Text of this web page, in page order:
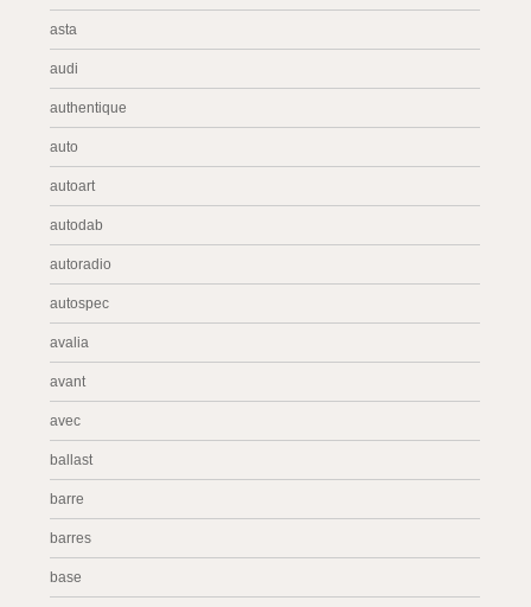
asta
audi
authentique
auto
autoart
autodab
autoradio
autospec
avalia
avant
avec
ballast
barre
barres
base